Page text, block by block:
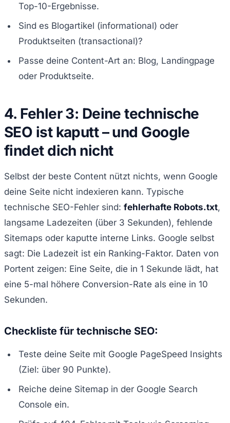
Top-10-Ergebnisse.
Sind es Blogartikel (informational) oder
Produktseiten (transactional)?
Passe deine Content-Art an: Blog, Landingpage
oder Produktseite.
4. Fehler 3: Deine technische
SEO ist kaputt – und Google
findet dich nicht
Selbst der beste Content nützt nichts, wenn Google
deine Seite nicht indexieren kann. Typische
technische SEO-Fehler sind: fehlerhafte Robots.txt,
langsame Ladezeiten (über 3 Sekunden), fehlende
Sitemaps oder kaputte interne Links. Google selbst
sagt: Die Ladezeit ist ein Ranking-Faktor. Daten von
Portent zeigen: Eine Seite, die in 1 Sekunde lädt, hat
eine 5-mal höhere Conversion-Rate als eine in 10
Sekunden.
Checkliste für technische SEO:
Teste deine Seite mit Google PageSpeed Insights
(Ziel: über 90 Punkte).
Reiche deine Sitemap in der Google Search
Console ein.